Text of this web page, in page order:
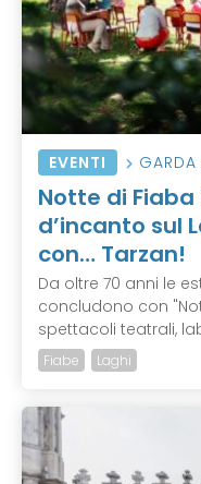
EVENTI GARDA
Notte di
d’incanto sul
con… Tarzan!
Da oltre 70 anni le
concludono con
spettacoli teatrali,
Fiabe Laghi